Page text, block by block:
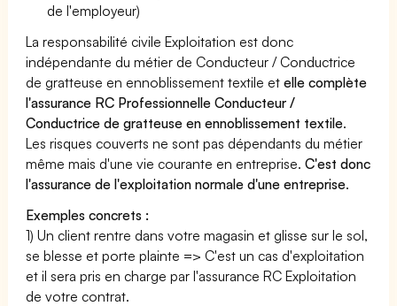
de l'employeur)
La responsabilité civile Exploitation est donc
indépendante du métier de Conducteur / Conductrice
de gratteuse en ennoblissement textile etelle complète
l'assurance RC Professionnelle Conducteur /
Conductrice de gratteuse en ennoblissement textile.
Les risques couverts ne sont pas dépendants du métier
même mais d'une vie courante en entreprise.C'est donc
l'assurance de l'exploitation normale d'une entreprise.
Exemples concrets :
1) Un client rentre dans votre magasin et glisse sur le sol,
se blesse et porte plainte => C'est un cas d'exploitation
et il sera pris en charge par l'assurance RC Exploitation
de votre contrat.